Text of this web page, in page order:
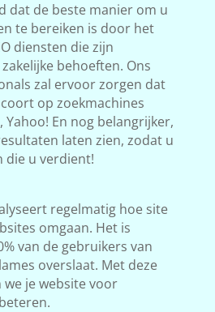
dat de beste manier om u
te bereiken is door het
diensten die zijn
behoeften. Ons
zal ervoor zorgen dat
op zoekmachines
Yahoo! En nog belangrijker,
laten zien, zodat u
die u verdient!
regelmatig hoe site
omgaan. Het is
van de gebruikers van
overslaat. Met deze
je website voor